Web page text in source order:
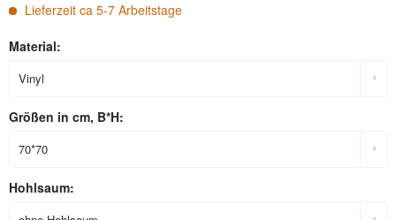
Lieferzeit ca 5-7 Arbeitstage
Material:
Größen in cm, B*H:
Hohlsaum: